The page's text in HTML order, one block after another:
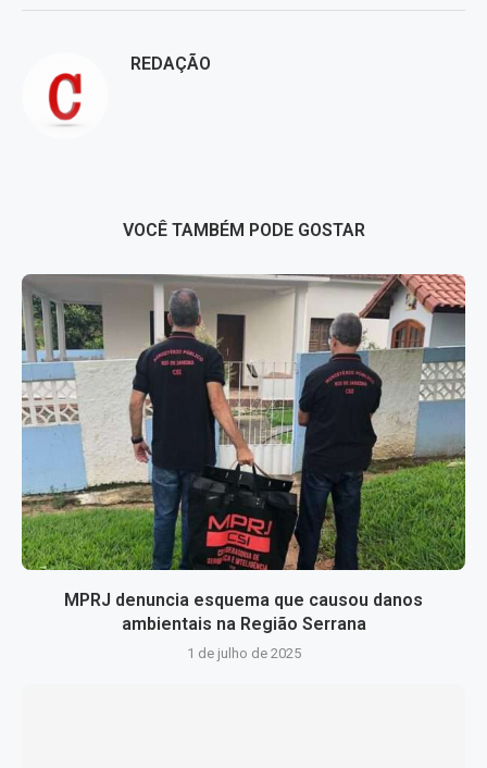
REDAÇÃO
VOCÊ TAMBÉM PODE GOSTAR
MPRJ denuncia esquema que causou danos
ambientais na Região Serrana
1 de julho de 2025